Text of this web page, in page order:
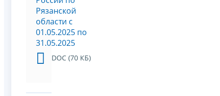
Рязанской
области c
01.05.2025 по
31.05.2025
DOC (70 КБ)